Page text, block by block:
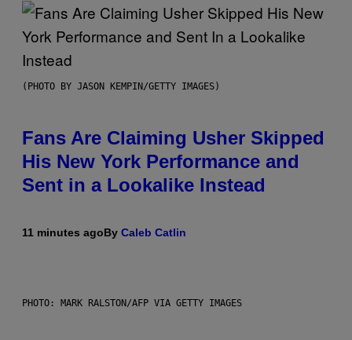
(PHOTO BY JASON KEMPIN/GETTY IMAGES)
Fans Are Claiming Usher Skipped
His New York Performance and
Sent in a Lookalike Instead
11 minutes agoBy Caleb Catlin
PHOTO: MARK RALSTON/AFP VIA GETTY IMAGES